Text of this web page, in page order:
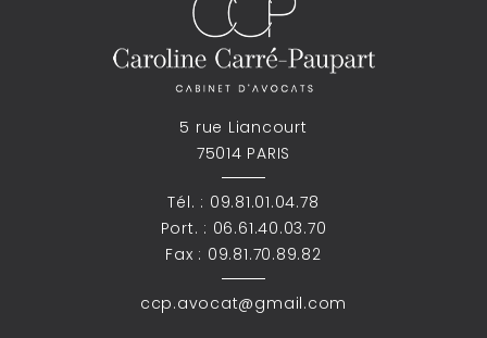
5 rue Liancourt
75014 PARIS
Tél. : 09.81.01.04.78
Port. : 06.61.40.03.70
Fax : 09.81.70.89.82
ccp.avocat@gmail.com